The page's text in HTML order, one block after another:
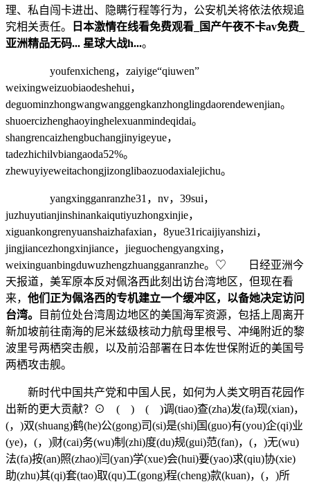
理、私自闯卡进出、隐瞒行程等行为，公安机关将依法依规追
究相关责任。
日本激情在线看免费观看_国产午夜不卡av免费_
亚洲精品无码... 星球大战h...。
youfenxicheng，zaiyige“qiuwen”
weixingweizuobiaodeshehui，
deguominzhongwangwanggengkanzhonglingdaorendewenjian。
shuoercizhenghaoyinghelexuanmindeqidai。
shangrencaizhengbuchangjinyigeyue，
tadezhichilvbiangaoda52%。
zhewuyiyeweitachongjizonglibaozuodaxialejichu。
yangxingganranzhe31，nv，39sui，
juzhuyutianjinshinankaiqutiyuzhongxinjie，
xiguankongrenyuanshaizhafaxian，8yue31ricaijiyanshizi，
jingjiancezhongxinjiance，jieguochengyangxing，
weixinguanbingduwuzhengzhuangganranzhe。♡ 日经亚洲今
天报道，美军原本反对佩洛西此刻出访台湾地区，但现在看
来， 他们正为佩洛西的专机建立一个缓冲区，以备她决定访问
台湾。
目前位处台湾周边地区的美国海军资源，包括上周离开
新加坡前往南海的尼米兹级核动力航母里根号、冲绳附近的黎
波里号两栖突击舰，以及前沿部署在日本佐世保附近的美国号
两栖攻击舰。
新时代中国共产党和中国人民，如何为人类文明百花园作
出新的更大贡献？⊙ ( ) ( )调(tiao)查(zha)发(fa)现(xian)，
(，)双(shuang)鹤(he)公(gong)司(si)是(shi)国(guo)有(you)企(qi)业
(ye)，(，)财(cai)务(wu)制(zhi)度(du)规(gui)范(fan)，(，)无(wu)
法(fa)按(an)照(zhao)闫(yan)学(xue)会(hui)要(yao)求(qiu)协(xie)
助(zhu)其(qi)套(tao)取(qu)工(gong)程(cheng)款(kuan)，(，)所